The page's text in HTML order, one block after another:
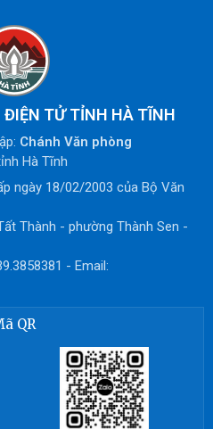
ĐIỆN TỬ TỈNH HÀ TĨNH
Chánh Văn phòng
Hà Tĩnh
ngày 18/02/2003 của Bộ Văn
Thành - phường Thành Sen -
- Email:
QR